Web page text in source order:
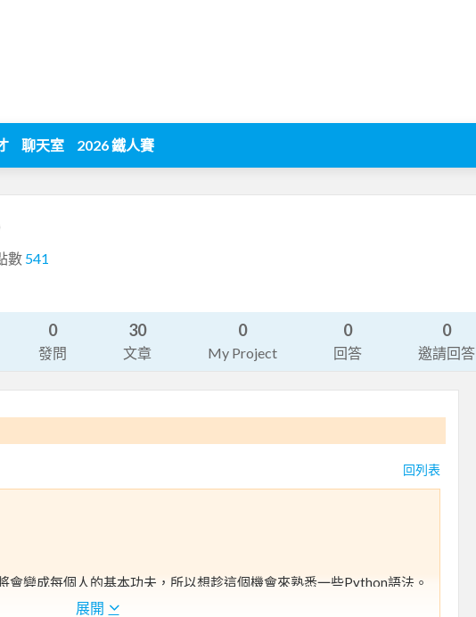
聊天室 2026 鐵人賽
數 541
0
發問
30
文章
0
My Project
0
回答
0
邀請回答
回列表
變成每個人的基本功夫，所以想趁這個機會來熟悉一些Python語法。
將成為常態，因此想先從日常的app來了解。
展開